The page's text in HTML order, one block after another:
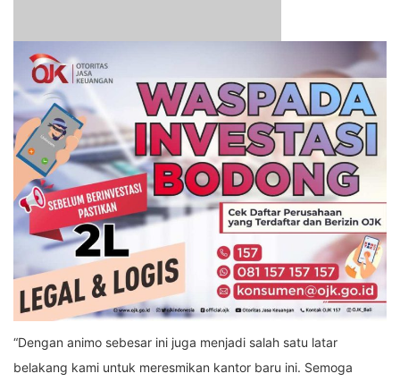
“Dengan animo sebesar ini juga menjadi salah satu latar
belakang kami untuk meresmikan kantor baru ini. Semoga